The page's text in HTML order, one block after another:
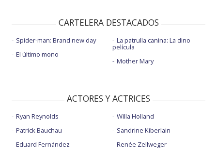
CARTELERA DESTACADOS
Spider-man: Brand new day
El último mono
La patrulla canina: La dino
película
Mother Mary
ACTORES Y ACTRICES
Ryan Reynolds
Patrick Bauchau
Eduard Fernández
Willa Holland
Sandrine Kiberlain
Renée Zellweger